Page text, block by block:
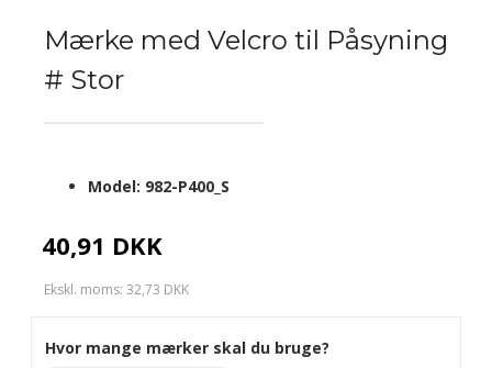
Mærke med Velcro til Påsyning
# Stor
40,91 DKK
Ekskl. moms: 32,73 DKK
Model: 982-P400_S
Hvor mange mærker skal du bruge?